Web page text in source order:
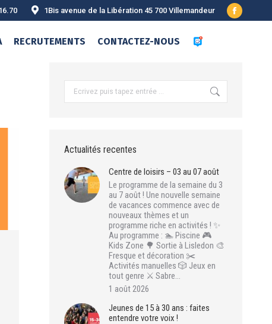
1Bis avenue de la Libération 45 700 Villemandeur
Facebook
RECRUTEMENTS CONTACTEZ-NOUS
Actualités recentes
Centre de loisirs – 03 au 07 août
Le programme de la semaine du 3
au 7 août ! Une nouvelle semaine
de vacances commence avec de
nouveaux thèmes et un
programme riche en activités ! ✨
Au programme : 🏊 Piscine 🎮
Kids Zone 🌳 Sortie à Lisledon 🎨
Fresque et décoration ✂️
Activités manuelles 🎲 Jeux en
tout genre ⚔️ Sabre…
1 août 2026
Jeunes de 15 à 30 ans : faites
entendre votre voix !